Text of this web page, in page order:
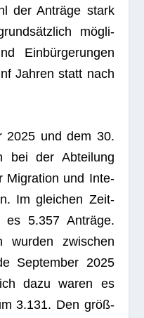
der Anträge stark
mög­li­
Ein­bür­ge­run­gen
Jah­ren statt nach
2025 und dem 30.
bei der Abtei­lung
Migra­tion und Inte­
Im glei­chen Zeit­
5.357 Anträge.
wur­den zwi­schen
Sep­tem­ber 2025
dazu waren es
3.131. Den größ­